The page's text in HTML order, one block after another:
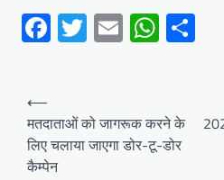
Facebook
Twitter
Email
Post
navigation
⟵
मतदाताओं को जागरूक करने के
लिए चलाया जाएगा डोर-टू-डोर
कैम्पेन